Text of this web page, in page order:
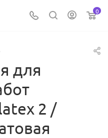
0
для
2 /